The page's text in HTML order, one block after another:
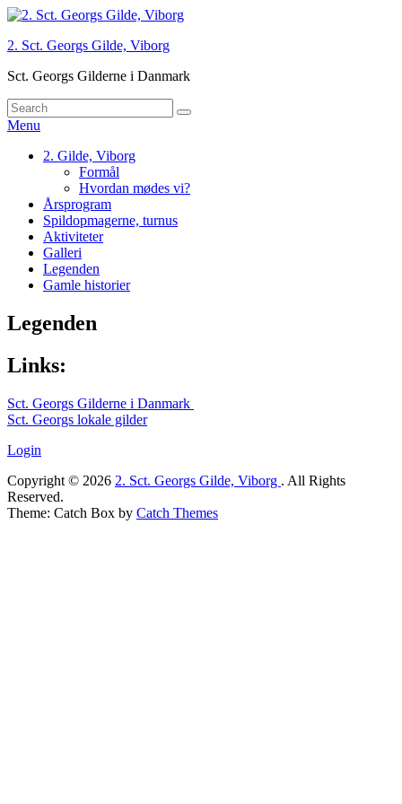
Skip
content
2. Sct. Georgs Gilde, Viborg
Sct. Georgs Gilderne i Danmark
Search
for:
Søg
Menu
Primær2. Gilde, Viborg
Formål
Hvordan mødes vi?
Årsprogram
Spildopmagerne, turnus
Aktiviteter
Galleri
Legenden
Gamle historier
Legenden
Primary
Widget
Links:
Sct. Georgs Gilderne i Danmark
Sct. Georgs lokale gilder
Login
Copyright © 2026 2. Sct. Georgs Gilde, Viborg . All Rights
Reserved.
Theme: Catch Box by Catch Themes